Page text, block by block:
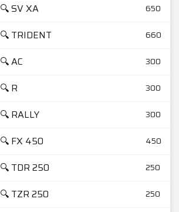
🔍 SV XA 650
🔍 TRIDENT 660
🔍 AC 300
🔍 R 300
🔍 RALLY 300
🔍 FX 450 450
🔍 TDR 250 250
🔍 TZR 250 250